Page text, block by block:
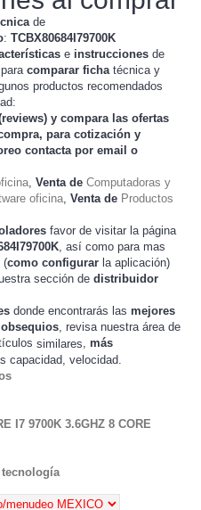
de
: TCBX80684I79700K
e instrucciones de
comparar ficha técnica y
productos recomendados
reviews) y compara las ofertas
, para cotización y
contacta por email o
Venta de Computadoras y
oficina Venta de Productos
favor de visitar la página
, así como para mas
(como configurar la aplicación)
sección de distribuidor
donde encontrarás las mejores
, revisa nuestra área de
similares, más
capacidad, velocidad.
I7 9700K 3.6GHZ 8 CORE